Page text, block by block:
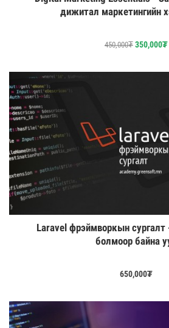
дижитал маркетингийн
450,000₮ 350,000₮
Laravel фрэймворкын
болмоор байна
650,000₮